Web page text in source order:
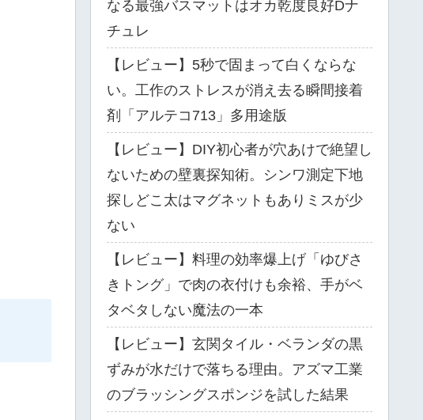
なる最強バスマットはオカ乾度良好Dナ
チュレ
【レビュー】5秒で固まって白くならな
い。工作のストレスが消え去る瞬間接着
剤「アルテコ713」多用途版
【レビュー】DIY初心者が穴あけで絶望し
ないための壁裏探知術。シンワ測定下地
探しどこ太はマグネットもありミスが少
ない
【レビュー】料理の効率爆上げ「ゆびさ
きトング」で肉の衣付けも余裕、手がベ
タベタしない魔法の一本
【レビュー】玄関タイル・ベランダの黒
ずみが水だけで落ちる理由。アズマ工業
のブラッシングスポンジを試した結果